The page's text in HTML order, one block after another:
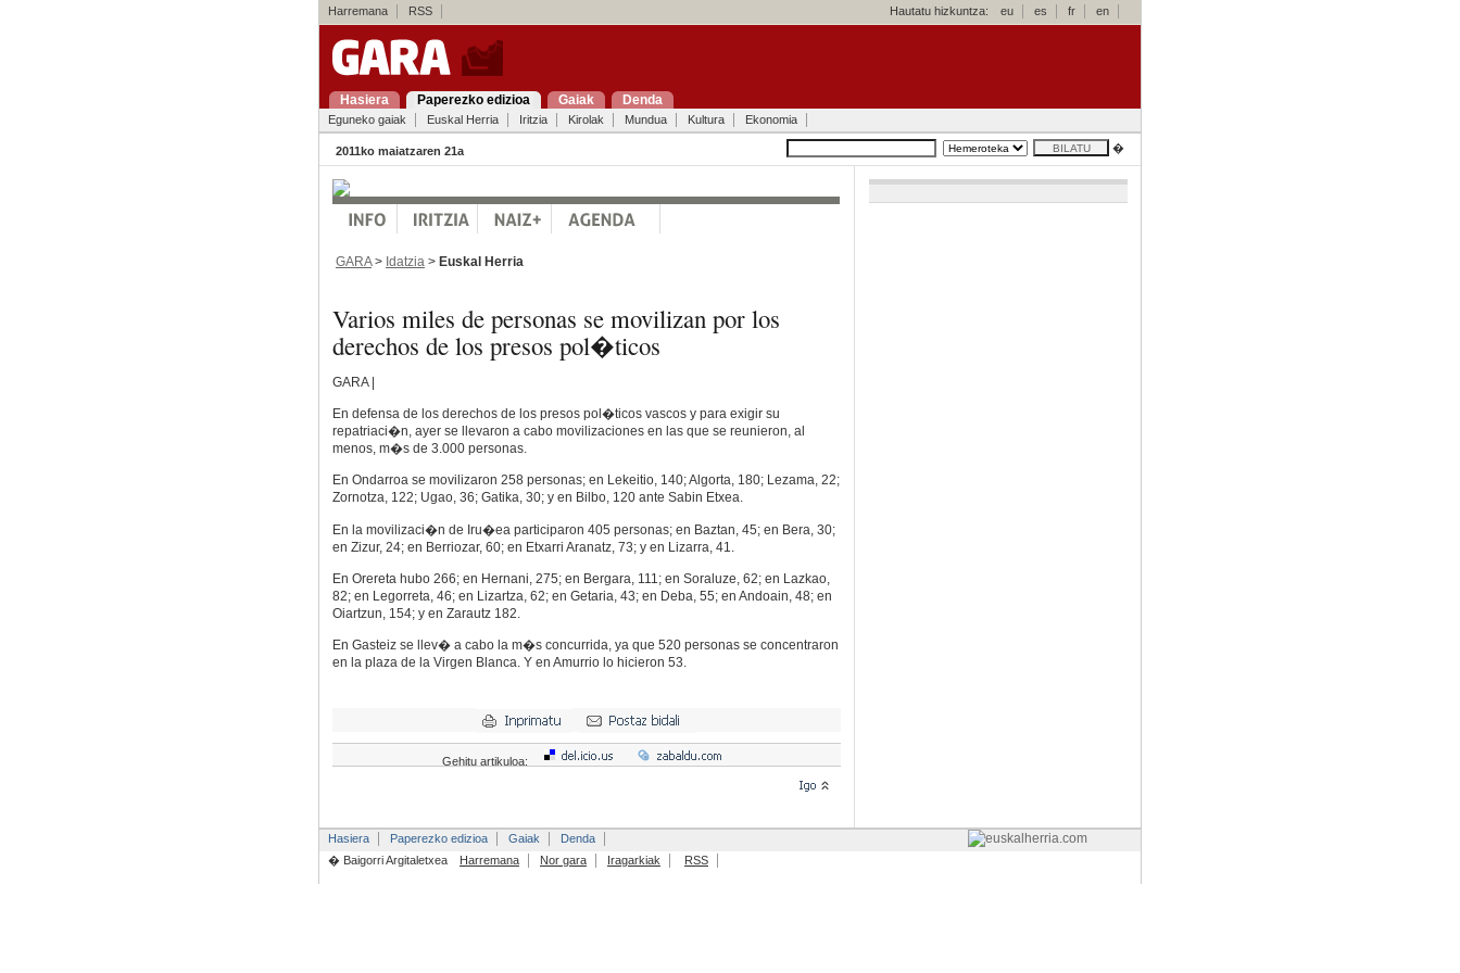
Harremana RSS Hautatu hizkuntza: eu es fr en
Hasiera Paperezko edizioa Gaiak Denda
Eguneko gaiak Euskal Herria Iritzia Kirolak Mundua Kultura Ekonomia
2011ko maiatzaren 21a �
GARA> Idatzia > Euskal Herria
Varios miles de personas se movilizan por los
derechos de los presos pol�ticos
GARA |
En defensa de los derechos de los presos pol�ticos vascos y para exigir su
repatriaci�n, ayer se llevaron a cabo movilizaciones en las que se reunieron, al
menos, m�s de 3.000 personas.
En Ondarroa se movilizaron 258 personas; en Lekeitio, 140; Algorta, 180; Lezama, 22;
Zornotza, 122; Ugao, 36; Gatika, 30; y en Bilbo, 120 ante Sabin Etxea.
En la movilizaci�n de Iru�ea participaron 405 personas; en Baztan, 45; en Bera, 30;
en Zizur, 24; en Berriozar, 60; en Etxarri Aranatz, 73; y en Lizarra, 41.
En Orereta hubo 266; en Hernani, 275; en Bergara, 111; en Soraluze, 62; en Lazkao,
82; en Legorreta, 46; en Lizartza, 62; en Getaria, 43; en Deba, 55; en Andoain, 48; en
Oiartzun, 154; y en Zarautz 182.
En Gasteiz se llev� a cabo la m�s concurrida, ya que 520 personas se concentraron
en la plaza de la Virgen Blanca. Y en Amurrio lo hicieron 53.
Gehitu artikuloa:
Hasiera Paperezko edizioa Gaiak
Denda
� Baigorri Argitaletxea
Harremana Nor gara Iragarkiak RSS